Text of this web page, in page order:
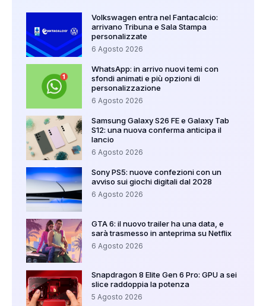
Volkswagen entra nel Fantacalcio:
arrivano Tribuna e Sala Stampa
personalizzate
6 Agosto 2026
WhatsApp: in arrivo nuovi temi con
sfondi animati e più opzioni di
personalizzazione
6 Agosto 2026
Samsung Galaxy S26 FE e Galaxy Tab
S12: una nuova conferma anticipa il
lancio
6 Agosto 2026
Sony PS5: nuove confezioni con un
avviso sui giochi digitali dal 2028
6 Agosto 2026
GTA 6: il nuovo trailer ha una data, e
sarà trasmesso in anteprima su Netflix
6 Agosto 2026
Snapdragon 8 Elite Gen 6 Pro: GPU a sei
slice raddoppia la potenza
5 Agosto 2026